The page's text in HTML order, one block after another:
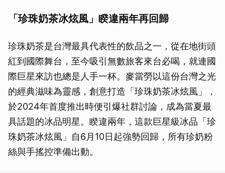
「珍珠奶茶冰炫風」睽違兩年再回歸
珍珠奶茶是台灣最具代表性的飲品之一，從在地街頭
紅到國際舞台，至今吸引無數旅客來台必喝，就連國
際巨星來訪也總是人手一杯。麥當勞以這份台灣之光
的經典滋味為靈感，創意打造「珍珠奶茶冰炫風」，
於2024年首度推出時便引爆社群討論，成為當夏最
具話題的冰品明星。睽違兩年，這款巨星級冰品「珍
珠奶茶冰炫風」自6月10日起強勢回歸，所有珍奶粉
絲與手搖控準備出動。